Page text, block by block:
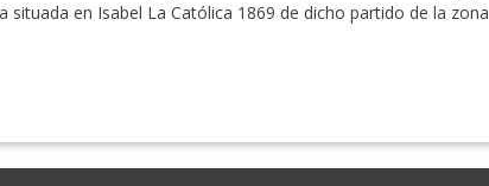
situada en Isabel La Católica 1869 de dicho partido de la zona